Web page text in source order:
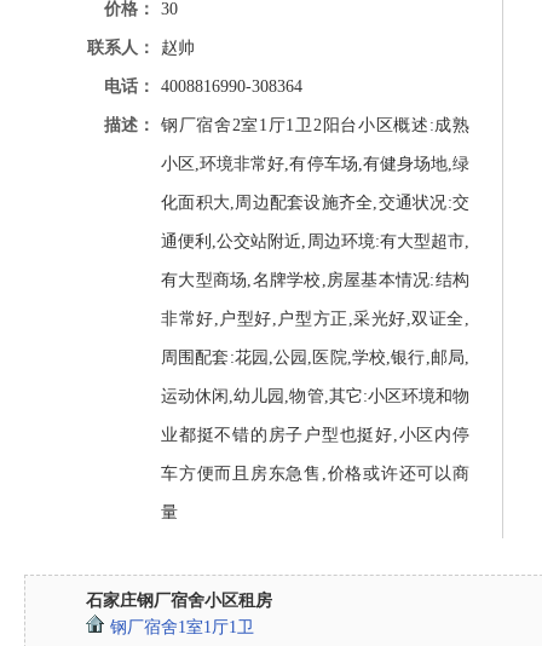
价格： 30
联系人： 赵帅
电话： 4008816990-308364
描述： 钢厂宿舍2室1厅1卫2阳台小区概述:成熟
小区,环境非常好,有停车场,有健身场地,绿
化面积大,周边配套设施齐全,交通状况:交
通便利,公交站附近,周边环境:有大型超市,
有大型商场,名牌学校,房屋基本情况:结构
非常好,户型好,户型方正,采光好,双证全,
周围配套:花园,公园,医院,学校,银行,邮局,
运动休闲,幼儿园,物管,其它:小区环境和物
业都挺不错的房子户型也挺好,小区内停
车方便而且房东急售,价格或许还可以商
量
石家庄钢厂宿舍小区租房
钢厂宿舍1室1厅1卫